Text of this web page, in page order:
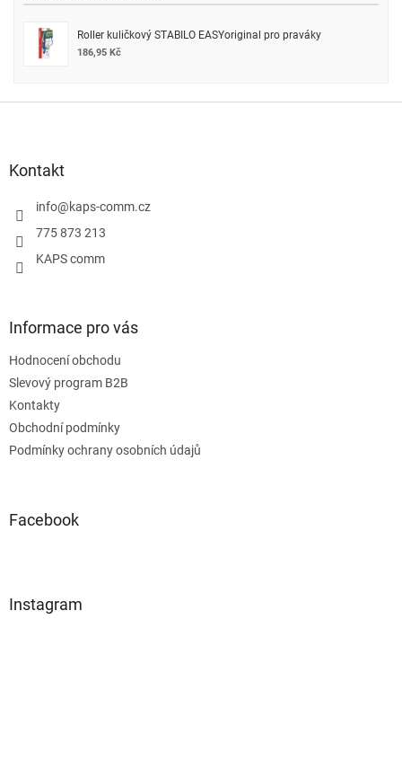
Roller kuličkový STABILO EASYoriginal pro praváky
186,95 Kč
Kontakt
info@kaps-comm.cz
775 873 213
KAPS comm
Informace pro vás
Hodnocení obchodu
Slevový program B2B
Kontakty
Obchodní podmínky
Podmínky ochrany osobních údajů
Facebook
Instagram